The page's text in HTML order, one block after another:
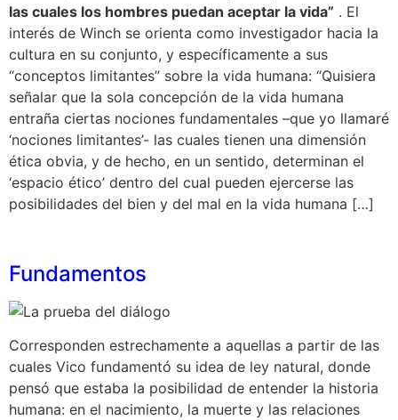
las cuales los hombres puedan aceptar la vida” . El
interés de Winch se orienta como investigador hacia la
cultura en su conjunto, y específicamente a sus
“conceptos limitantes” sobre la vida humana: “Quisiera
señalar que la sola concepción de la vida humana
entraña ciertas nociones fundamentales –que yo llamaré
‘nociones limitantes’- las cuales tienen una dimensión
ética obvia, y de hecho, en un sentido, determinan el
‘espacio ético’ dentro del cual pueden ejercerse las
posibilidades del bien y del mal en la vida humana […]
Fundamentos
Corresponden estrechamente a aquellas a partir de las
cuales Vico fundamentó su idea de ley natural, donde
pensó que estaba la posibilidad de entender la historia
humana: en el nacimiento, la muerte y las relaciones